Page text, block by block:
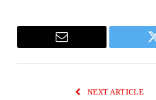
Twitter
Email
NEXT ARTICLE